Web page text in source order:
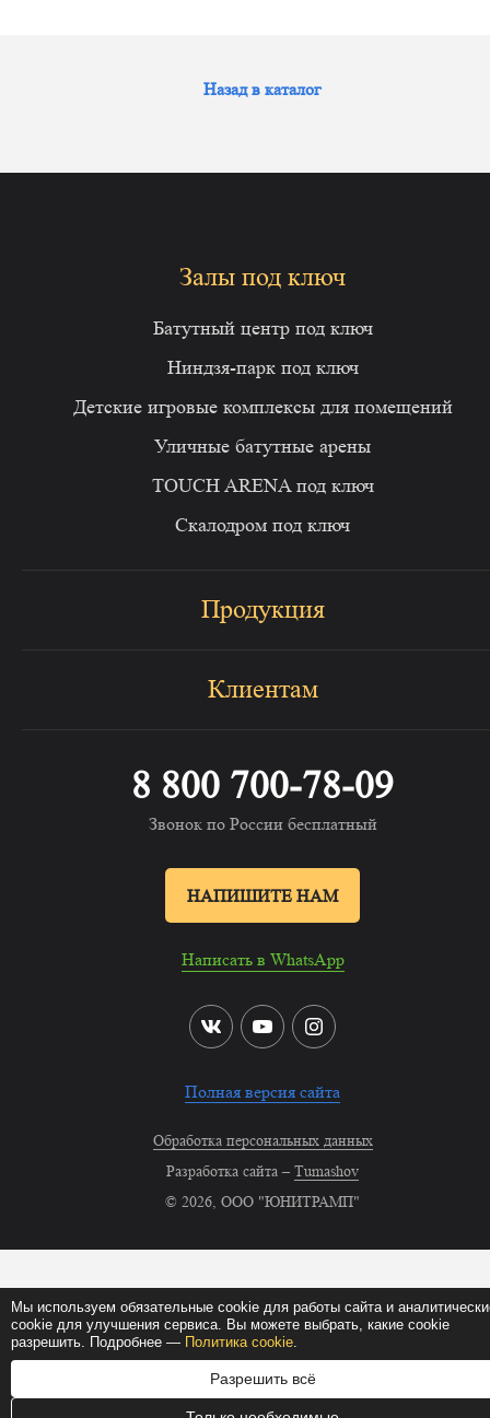
Назад в каталог
8 800 700-78-09
Звонок по России бесплатный
НАПИШИТЕ НАМ
Написать в WhatsApp
Полная версия сайта
Обработка персональных данных
Разработка сайта – Tumashov
© 2026, ООО "ЮНИТРАМП"
Залы под ключ
Батутный центр под ключ
Ниндзя-парк под ключ
Детские игровые комплексы для помещений
Уличные батутные арены
TOUCH ARENA под ключ
Скалодром под ключ
Продукция
Клиентам
Мы используем обязательные cookie для работы сайта и
cookie для улучшения сервиса. Вы можете выбрать, какие cookie
разрешить. Подробнее — Политика cookie.
Разрешить всё